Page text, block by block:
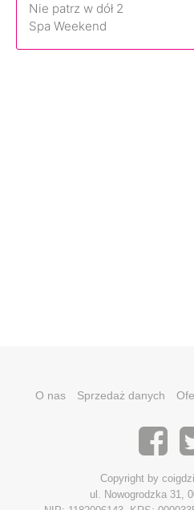
Nie patrz w dół 2
Spa Weekend
O nas Sprzedaż danych
Copyright by
ul. Nowogrodzka 31,